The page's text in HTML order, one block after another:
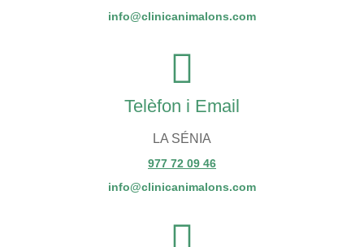
info@clinicanimalons.com
Telèfon i Email
LA SÉNIA
977 72 09 46
info@clinicanimalons.com